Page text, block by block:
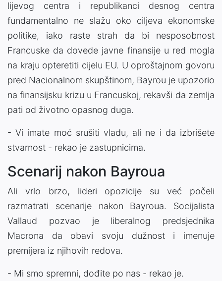
lijevog centra i republikanci desnog centra
fundamentalno ne slažu oko ciljeva ekonomske
politike, iako raste strah da bi nesposobnost
Francuske da dovede javne finansije u red mogla
na kraju opteretiti cijelu EU. U oproštajnom govoru
pred Nacionalnom skupštinom, Bayrou je upozorio
na finansijsku krizu u Francuskoj, rekavši da zemlja
pati od životno opasnog duga.
- Vi imate moć srušiti vladu, ali ne i da izbrišete
stvarnost - rekao je zastupnicima.
Scenarij nakon Bayroua
Ali vrlo brzo, lideri opozicije su već počeli
razmatrati scenarije nakon Bayroua. Socijalista
Vallaud pozvao je liberalnog predsjednika
Macrona da obavi svoju dužnost i imenuje
premijera iz njihovih redova.
- Mi smo spremni, dođite po nas - rekao je.